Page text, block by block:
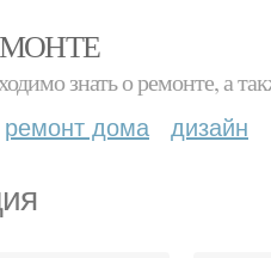
знать о ремонте, а
ремонт дома дизайн